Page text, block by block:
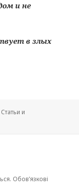
и не
в злых
Категорії
Cтатьи и
Обов’язкові